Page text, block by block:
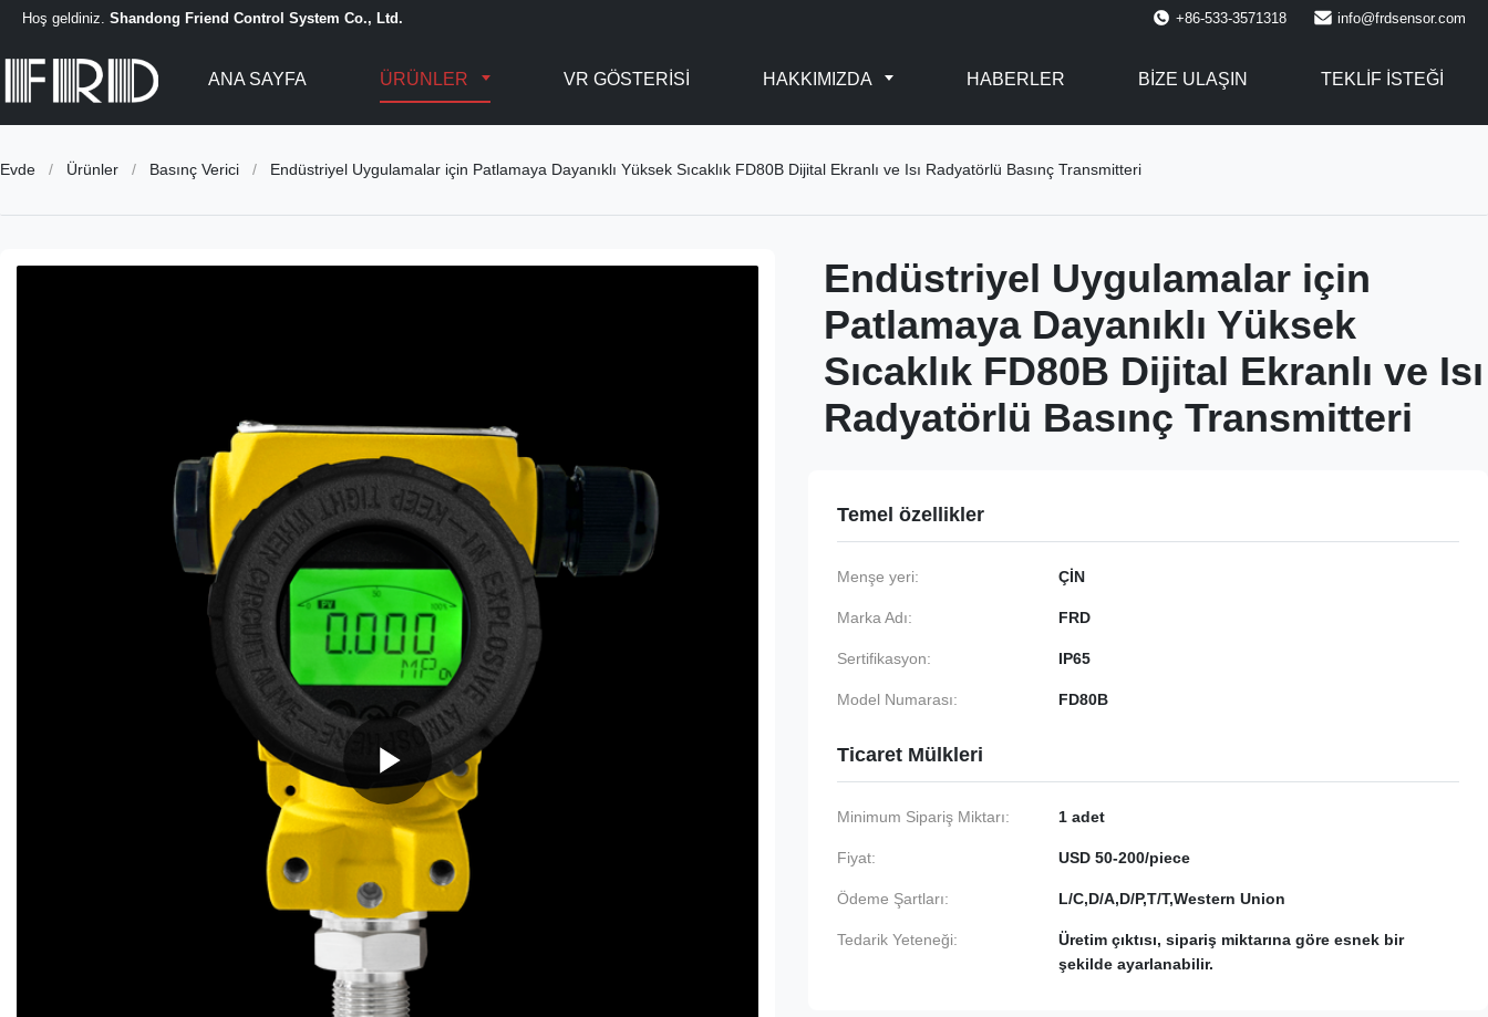
Hoş geldiniz. Shandong Friend Control System Co., Ltd. +86-533-3571318 info@frdsensor.com
ANA SAYFA ÜRÜNLER VR GÖSTERISI HAKKIMIZDA HABERLER BIZE ULAŞIN TEKLIF ISTEĞI
Evde / Ürünler / Basınç Verici / Endüstriyel Uygulamalar için Patlamaya Dayanıklı Yüksek Sıcaklık FD80B Dijital Ekranlı ve Isı Radyatörlü Basınç Transmitteri
Endüstriyel Uygulamalar için
Patlamaya Dayanıklı Yüksek
Sıcaklık FD80B Dijital Ekranlı ve Isı
Radyatörlü Basınç Transmitteri
Temel özellikler
Menşe yeri: ÇİN
Marka Adı: FRD
Sertifikasyon: IP65
Model Numarası: FD80B
Ticaret Mülkleri
Minimum Sipariş Miktarı: 1 adet
Fiyat: USD 50-200/piece
Ödeme Şartları: L/C,D/A,D/P,T/T,Western Union
Tedarik Yeteneği:
Üretim çıktısı, sipariş miktarına göre esnek bir
şekilde ayarlanabilir.